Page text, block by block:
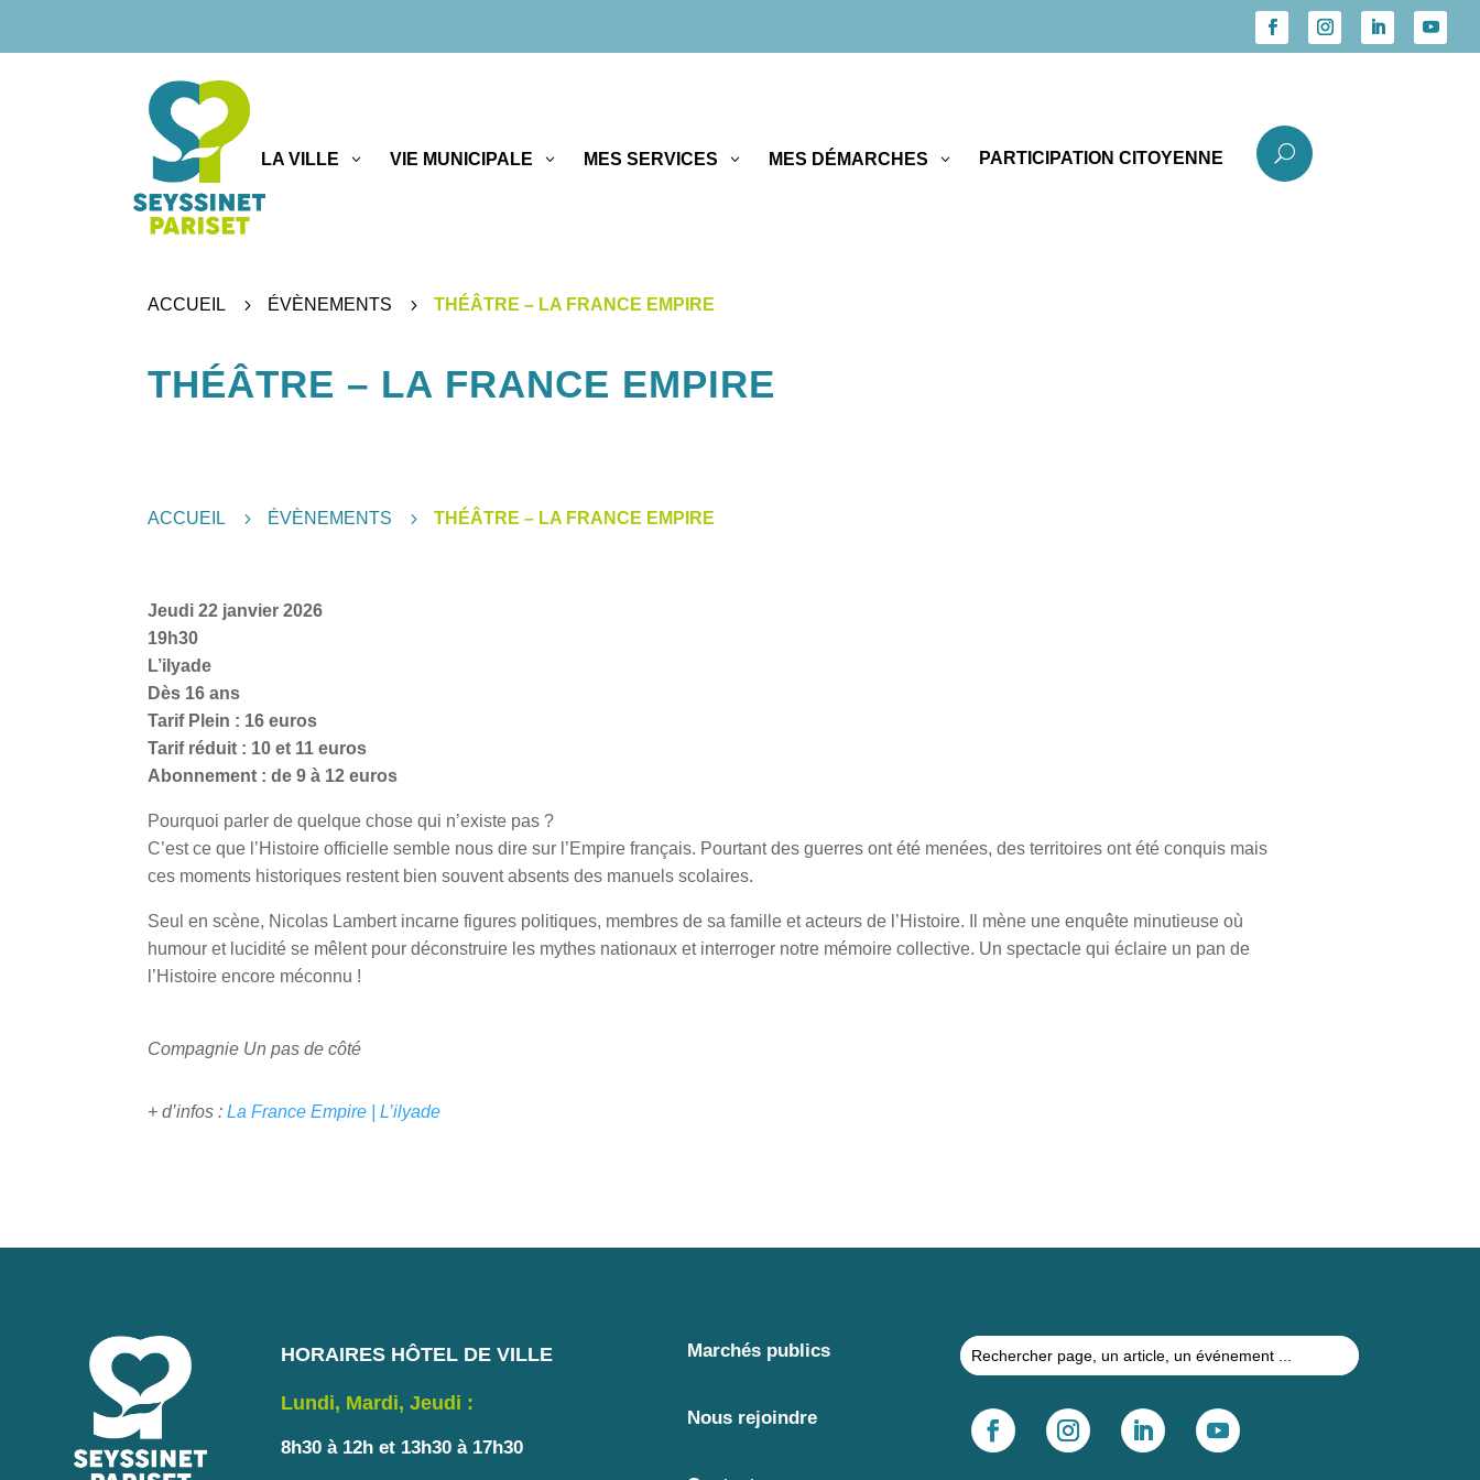
LA VILLE VIE MUNICIPALE MES SERVICES MES DÉMARCHES PARTICIPATION CITOYENNE U
ACCUEIL 5 ÉVÈNEMENTS 5 THÉÂTRE – LA FRANCE EMPIRE
THÉÂTRE – LA FRANCE EMPIRE
ACCUEIL 5 ÉVÈNEMENTS 5 THÉÂTRE – LA FRANCE EMPIRE
Jeudi 22 janvier 2026
19h30
L’ilyade
Dès 16 ans
Tarif Plein : 16 euros
Tarif réduit : 10 et 11 euros
Abonnement : de 9 à 12 euros
Pourquoi parler de quelque chose qui n’existe pas ?
C’est ce que l’Histoire officielle semble nous dire sur l’Empire français. Pourtant des guerres ont été menées, des territoires ont été conquis mais
ces moments historiques restent bien souvent absents des manuels scolaires.
Seul en scène, Nicolas Lambert incarne figures politiques, membres de sa famille et acteurs de l’Histoire. Il mène une enquête minutieuse où
humour et lucidité se mêlent pour déconstruire les mythes nationaux et interroger notre mémoire collective. Un spectacle qui éclaire un pan de
l’Histoire encore méconnu !
Compagnie Un pas de côté
+ d’infos :La France Empire | L’ilyade
HORAIRES HÔTEL DE VILLE
Lundi, Mardi, Jeudi :
8h30 à 12h et 13h30 à 17h30
Marchés publics
Nous rejoindre